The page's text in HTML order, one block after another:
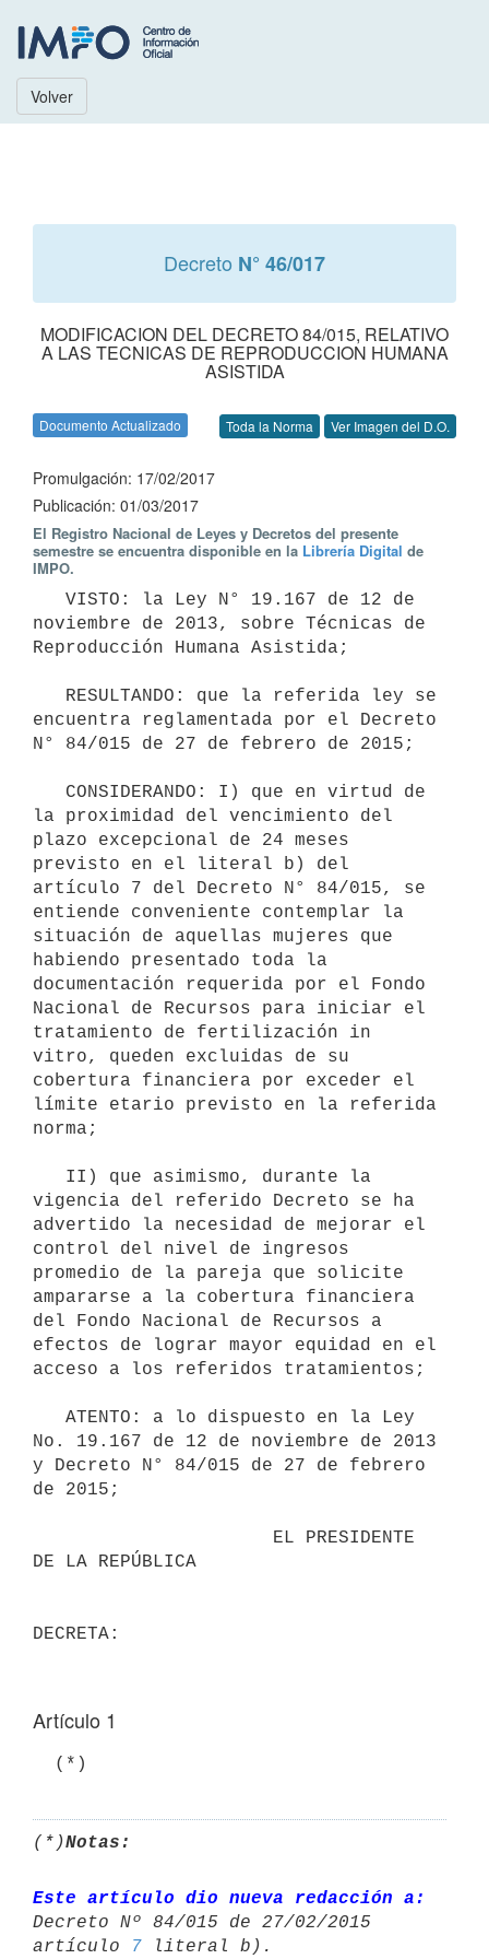
Volver
Decreto N° 46/017
MODIFICACION DEL DECRETO 84/015, RELATIVO
A LAS TECNICAS DE REPRODUCCION HUMANA
ASISTIDA
Documento Actualizado Toda la Norma Ver Imagen del D.O.
Promulgación: 17/02/2017
Publicación: 01/03/2017
El Registro Nacional de Leyes y Decretos del presente
semestre se encuentra disponible en la Librería Digital de
IMPO.
noviembre de 2013, sobre Técnicas de
Reproducción Humana Asistida;
encuentra reglamentada por el Decreto
N° 84/015 de 27 de febrero de 2015;
la proximidad del vencimiento del
plazo excepcional de 24 meses
previsto en el literal b) del
artículo 7 del Decreto N° 84/015, se
entiende conveniente contemplar la
situación de aquellas mujeres que
habiendo presentado toda la
documentación requerida por el Fondo
Nacional de Recursos para iniciar el
tratamiento de fertilización in
vitro, queden excluidas de su
cobertura financiera por exceder el
límite etario previsto en la referida
norma;
vigencia del referido Decreto se ha
advertido la necesidad de mejorar el
control del nivel de ingresos
promedio de la pareja que solicite
ampararse a la cobertura financiera
del Fondo Nacional de Recursos a
efectos de lograr mayor equidad en el
acceso a los referidos tratamientos;
No. 19.167 de 12 de noviembre de 2013
y Decreto N° 84/015 de 27 de febrero
de 2015;
DE LA REPÚBLICA
Artículo 1
  (*)
(*)Notas:
Este artículo dio nueva redacción a:
Decreto Nº 84/015 de 27/02/2015
artículo
7